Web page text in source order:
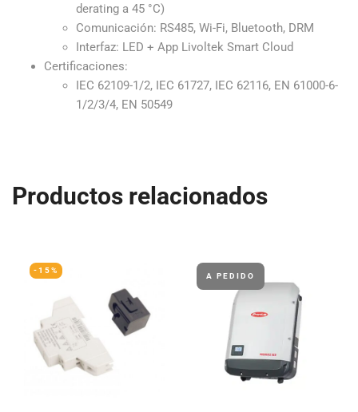
derating a 45 °C)
Comunicación: RS485, Wi-Fi, Bluetooth, DRM
Interfaz: LED + App Livoltek Smart Cloud
Certificaciones:
IEC 62109-1/2, IEC 61727, IEC 62116, EN 61000-6-
1/2/3/4, EN 50549
Productos relacionados
-15%
A PEDIDO